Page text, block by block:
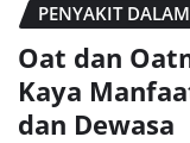
PENYAKIT DALAM
Oat dan
Kaya
dan Dewasa